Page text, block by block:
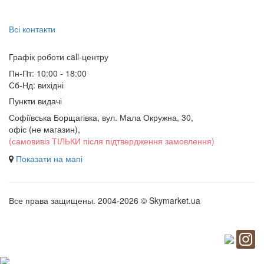
Всі контакти
Графік роботи сall-центру
Пн-Пт: 10:00 - 18:00
Сб-Нд: вихідні
Пункти видачі
Софіївська Борщагівка, вул. Мала Окружна, 30,
офіс (не магазин),
(самовивіз ТІЛЬКИ після підтвердження замовлення)
Показати на мапі
Все права защищены. 2004-2026 © Skymarket.ua